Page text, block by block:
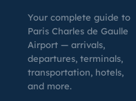
Your complete guide to
Paris Charles de Gaulle
Airport — arrivals,
departures, terminals,
transportation, hotels,
and more.